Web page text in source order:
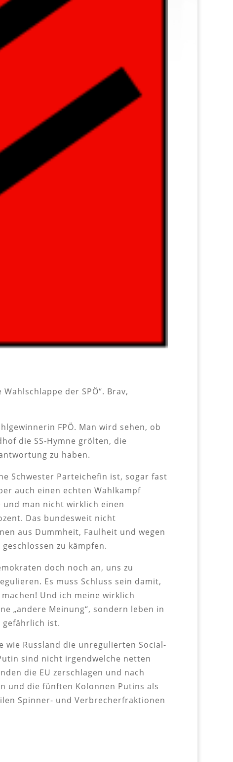
der SPÖ“. Brav,
FPÖ. Man wird sehen, ob
die SS-Hymne grölten, die
zu haben.
Schwester Parteichefin ist, sogar fast
auch einen echten Wahlkampf
man nicht wirklich einen
Das bundesweit nicht
aus Dummheit, Faulheit und wegen
zu kämpfen.
doch noch an, uns zu
Es muss Schluss sein damit,
Und ich meine wirklich
„andere Meinung“, sondern leben in
gefährlich ist.
Russland die unregulierten Social-
sind nicht irgendwelche netten
die EU zerschlagen und nach
und die fünften Kolonnen Putins als
Spinner- und Verbrecherfraktionen